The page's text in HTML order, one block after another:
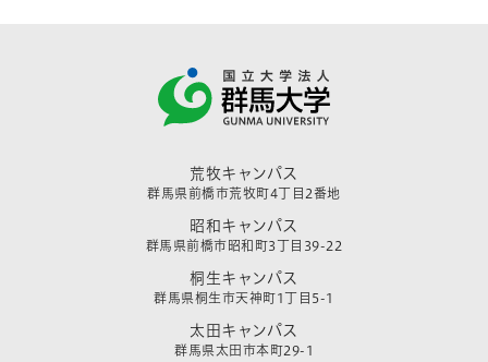
荒牧キャンパス
群馬県前橋市荒牧町4丁目2番地
昭和キャンパス
群馬県前橋市昭和町3丁目39-22
桐生キャンパス
群馬県桐生市天神町1丁目5-1
太田キャンパス
群馬県太田市本町29-1